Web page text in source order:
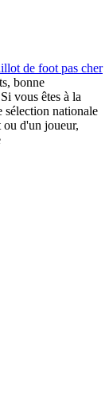
de foot pas cher
bonne
vous êtes à la
sélection nationale
d'un joueur,